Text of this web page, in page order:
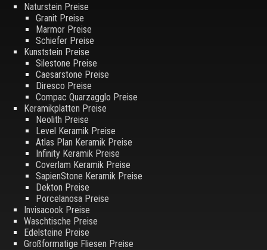
Naturstein Preise
Granit Preise
Marmor Preise
Schiefer Preise
Kunststein Preise
Silestone Preise
Caesarstone Preise
Diresco Preise
Compac Quarzagglo Preise
Keramikplatten Preise
Neolith Preise
Level Keramik Preise
Atlas Plan Keramik Preise
Infinity Keramik Preise
Coverlam Keramik Preise
SapienStone Keramik Preise
Dekton Preise
Porcelanosa Preise
Invisacook Preise
Waschtische Preise
Edelsteine Preise
Großformatige Fliesen Preise